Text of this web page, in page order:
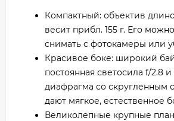
Компактный: объектив
весит прибл. 155 г. Его
снимать с фотокамеры или
Красивое боке: широкий
постоянная светосила f/2.8 и
диафрагма со скругленным
дают мягкое, естественное
Великолепные крупные